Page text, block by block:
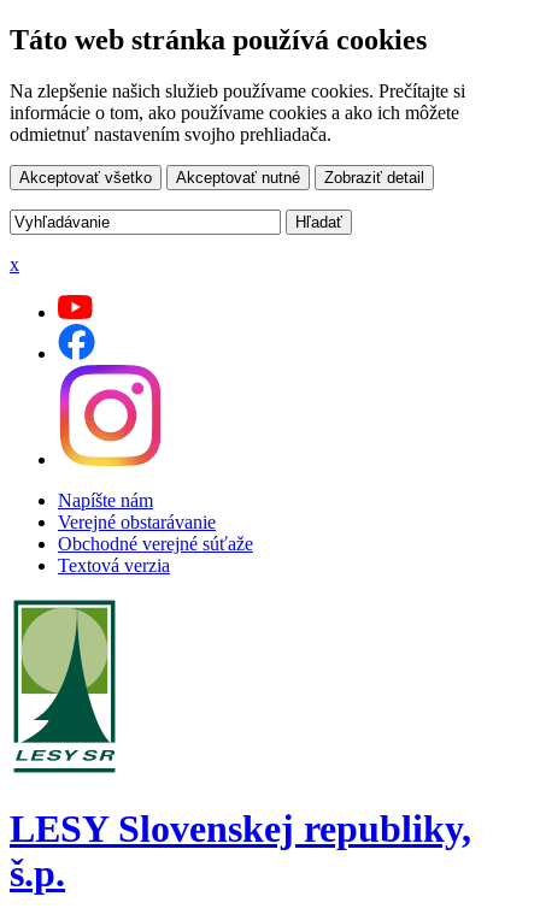
Táto web stránka používá cookies
Na zlepšenie našich služieb používame cookies. Prečítajte si
informácie o tom, ako používame cookies a ako ich môžete
odmietnuť nastavením svojho prehliadača.
Akceptovať všetko Akceptovať nutné Zobraziť detail
x
Napíšte nám
Verejné obstarávanie
Obchodné verejné súťaže
Textová verzia
LESY Slovenskej republiky,
š.p.